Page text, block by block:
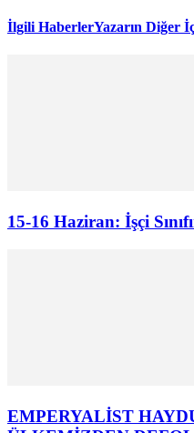
İlgili HaberlerYazarın Diğer
15-16 Haziran: İşçi
EMPERYALİST